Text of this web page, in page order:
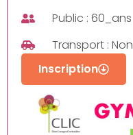
Public : 60_ans
Transport : Non
Inscription